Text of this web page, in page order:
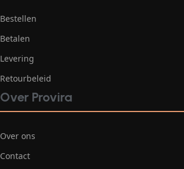
Bestellen
Betalen
Levering
Retourbeleid
Over Provira
Over ons
Contact